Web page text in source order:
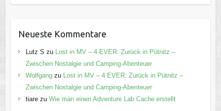
Neueste Kommentare
Lutz S zu
Lost in MV – 4 EVER: Zurück in Pütnitz –
Zwischen Nostalgie und Camping-Abenteuer
Wolfgangzu
Lost in MV – 4 EVER: Zurück in Pütnitz –
Zwischen Nostalgie und Camping-Abenteuer
tiarezu Wie man einen Adventure Lab Cache erstellt